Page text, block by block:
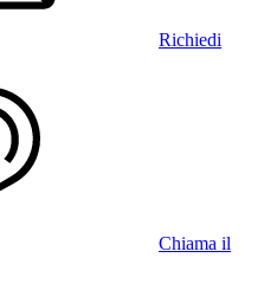
Richiedi
Chiama il